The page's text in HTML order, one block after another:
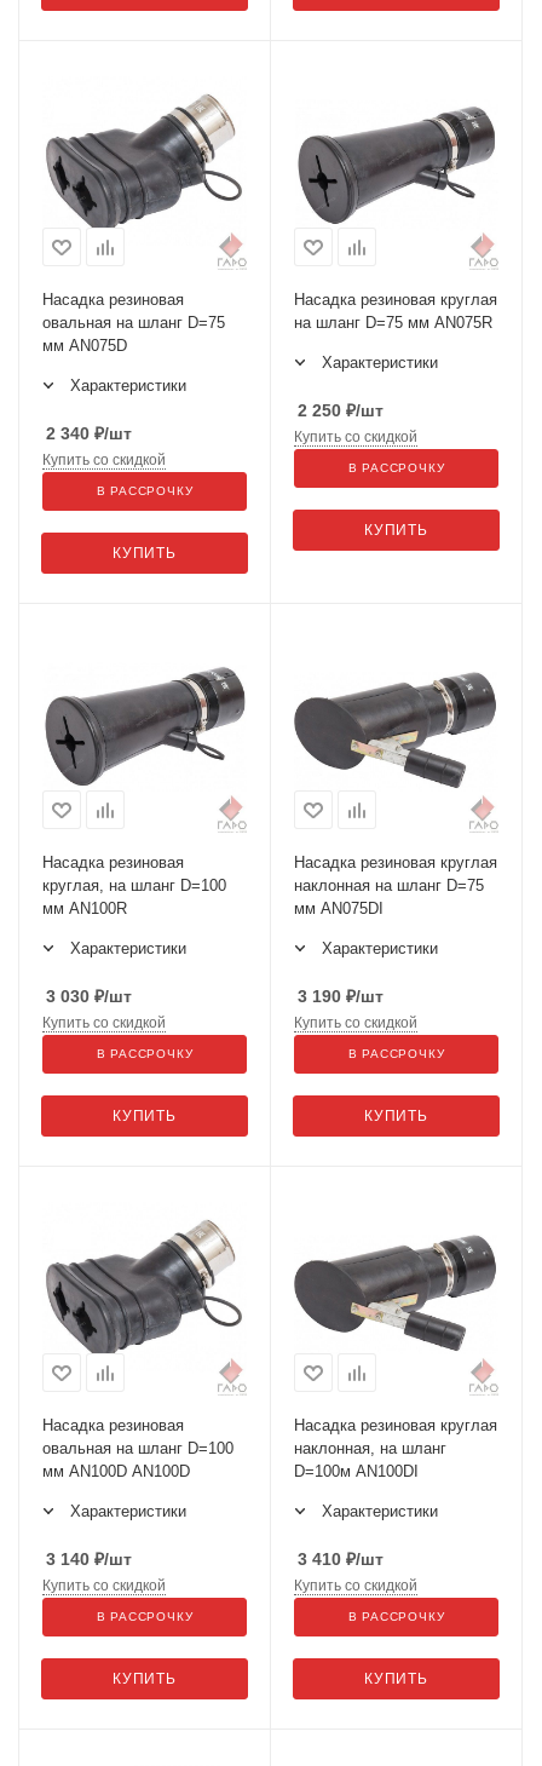
Насадка резиновая
овальная на шланг D=75
мм AN075D
Характеристики
2 340 ₽/шт
КУПИТЬ
Купить со скидкой
В РАССРОЧКУ
Насадка резиновая круглая
на шланг D=75 мм AN075R
Характеристики
2 250 ₽/шт
КУПИТЬ
Купить со скидкой
В РАССРОЧКУ
Насадка резиновая
круглая, на шланг D=100
мм AN100R
Характеристики
3 030 ₽/шт
КУПИТЬ
Купить со скидкой
В РАССРОЧКУ
Насадка резиновая круглая
наклонная на шланг D=75
мм AN075DI
Характеристики
3 190 ₽/шт
КУПИТЬ
Купить со скидкой
В РАССРОЧКУ
Насадка резиновая
овальная на шланг D=100
мм AN100D AN100D
Характеристики
3 140 ₽/шт
КУПИТЬ
Купить со скидкой
В РАССРОЧКУ
Насадка резиновая круглая
наклонная, на шланг
D=100м AN100DI
Характеристики
3 410 ₽/шт
КУПИТЬ
Купить со скидкой
В РАССРОЧКУ